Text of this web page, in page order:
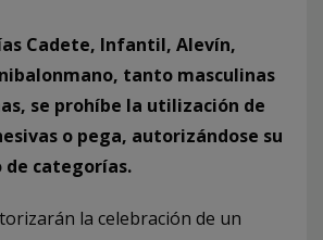
Cadete, Infantil, Alevín,
tanto masculinas
se prohíbe la utilización de
o pega, autorizándose su
de categorías.
la celebración de un